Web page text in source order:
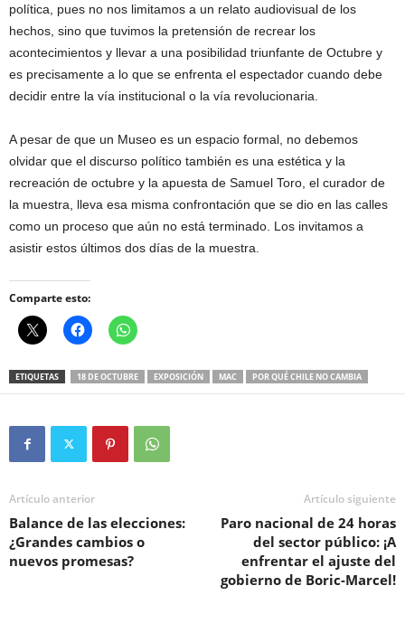
política, pues no nos limitamos a un relato audiovisual de los
hechos, sino que tuvimos la pretensión de recrear los
acontecimientos y llevar a una posibilidad triunfante de Octubre y
es precisamente a lo que se enfrenta el espectador cuando debe
decidir entre la vía institucional o la vía revolucionaria.
A pesar de que un Museo es un espacio formal, no debemos
olvidar que el discurso político también es una estética y la
recreación de octubre y la apuesta de Samuel Toro, el curador de
la muestra, lleva esa misma confrontación que se dio en las calles
como un proceso que aún no está terminado. Los invitamos a
asistir estos últimos dos días de la muestra.
Comparte esto:
ETIQUETAS 18 DE OCTUBRE EXPOSICIÓN MAC POR QUÉ CHILE NO CAMBIA
Artículo anterior
Balance de las elecciones:
¿Grandes cambios o
nuevos promesas?
Artículo siguiente
Paro nacional de 24 horas
del sector público: ¡A
enfrentar el ajuste del
gobierno de Boric-Marcel!